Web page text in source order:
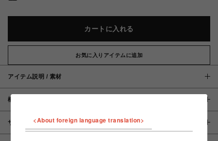
カートに入れる
お気に入りアイテムに追加
アイテム説明 / 素材
概要
サイズ <About foreign language translation>